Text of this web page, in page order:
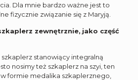
Dla mnie bardzo ważne jest to
fizycznie związanie się z Maryją.
zewnętrznie, jako część
szkaplerz stanowiący integralną
nosimy też szkaplerz na szyi, ten
formie medalika szkaplerznego,